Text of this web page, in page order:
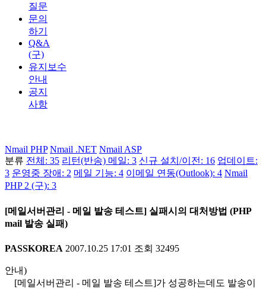
질문
문의
하기
Q&A
(구)
유지보수
안내
공지
사항
Nmail PHP Nmail .NET Nmail ASP
분류 전체: 35 리턴(반송) 메일: 3 신규 설치/이전: 16 업데이트:
3 운영중 장애: 2 메일 기능: 4 이메일 연동(Outlook): 4 Nmail
PHP 2 (구): 3
[메일서버관리 - 메일 발송 테스트] 실패시의 대처방법 (PHP
mail 발송 실패)
PASSKOREA 2007.10.25 17:01 조회 32495
안내)
[메일서버관리 - 메일 발송 테스트]가 성공하는데도 발송이